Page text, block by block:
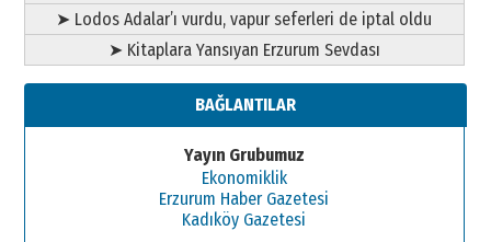
➤ Lodos Adalar’ı vurdu, vapur seferleri de iptal oldu
➤ Kitaplara Yansıyan Erzurum Sevdası
BAĞLANTILAR
Yayın Grubumuz
Ekonomiklik
Erzurum Haber Gazetesi
Kadıköy Gazetesi